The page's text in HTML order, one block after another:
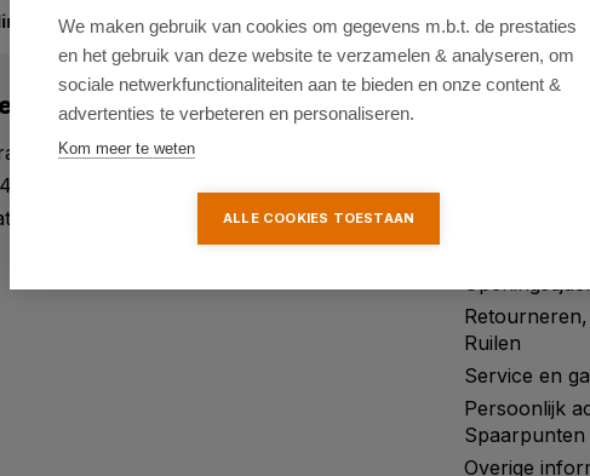
vanaf € 75,00 (tot 31kg) De onlineGereedschap Specialist
Contact
Verzendingen & Afhalen
Mijn account
Ruilen
Service en
Persoonlijk
Spaarpunten
Overige
We maken gebruik van cookies om gegevens m.b.t. de prestaties
en het gebruik van deze website te verzamelen & analyseren, om
sociale netwerkfunctionaliteiten aan te bieden en onze content &
advertenties te verbeteren en personaliseren.
Kom meer te weten
ALLE COOKIES TOESTAAN